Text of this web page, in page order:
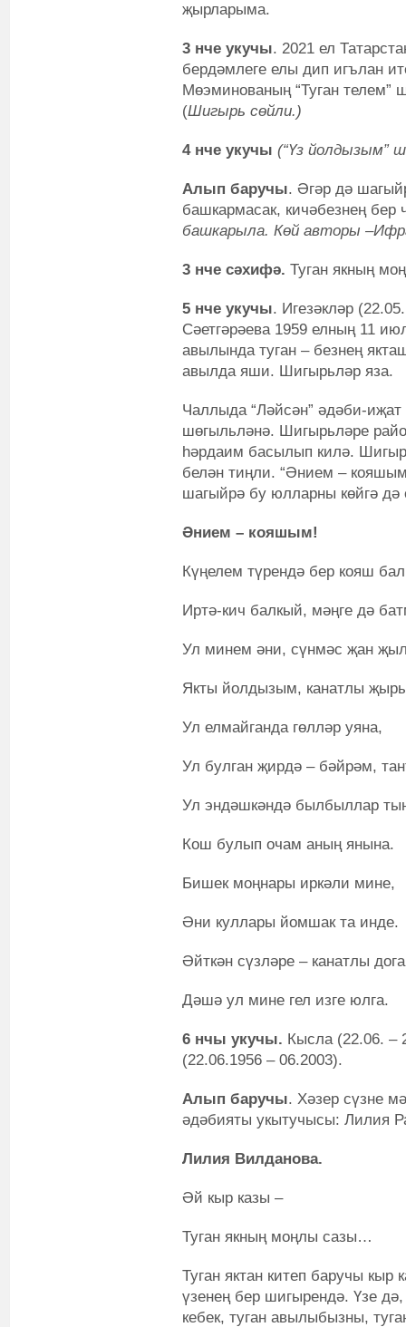
җырларыма.
3 нче укучы. 2021 ел
бердәмлеге елы дип игълан
Мөэминованың “Туган телем”
(Шигырь сөйли.)
4 нче укучы (“Үз йолдызым”
Алып баручы. Әгәр дә
башкармасак, кичәбезнең бер
башкарыла. Көй авторы
3 нче сәхифә. Туган якның
5 нче укучы. Игезәкләр
Сәетгәрәева 1959 елның 11
авылында туган – безнең
авылда яши. Шигырьләр яза.
Чаллыда “Ләйсән” әдәби-
шөгыльләнә. Шигырьләре
һәрдаим басылып килә.
белән тиңли. “Әнием –
шагыйрә бу юлларны көйгә дә
Әнием – кояшым!
Күңелем түрендә бер кояш
Иртә-кич балкый, мәңге дә
Ул минем әни, сүнмәс җан
Якты йолдызым, канатлы
Ул елмайганда гөлләр уяна,
Ул булган җирдә – бәйрәм,
Ул эндәшкәндә былбыллар
Кош булып очам аның янына.
Бишек моңнары иркәли мине,
Әни куллары йомшак та инде.
Әйткән сүзләре – канатлы
Дәшә ул мине гел изге юлга.
6 нчы укучы. Кысла (22.06. –
(22.06.1956 – 06.2003).
Алып баручы. Хәзер сүзне
әдәбияты укытучысы: Лилия
Лилия Вилданова.
Әй кыр казы –
Туган якның моңлы сазы…
Туган яктан китеп баручы
үзенең бер шигырендә. Үзе
кебек, туган авылыбызны,